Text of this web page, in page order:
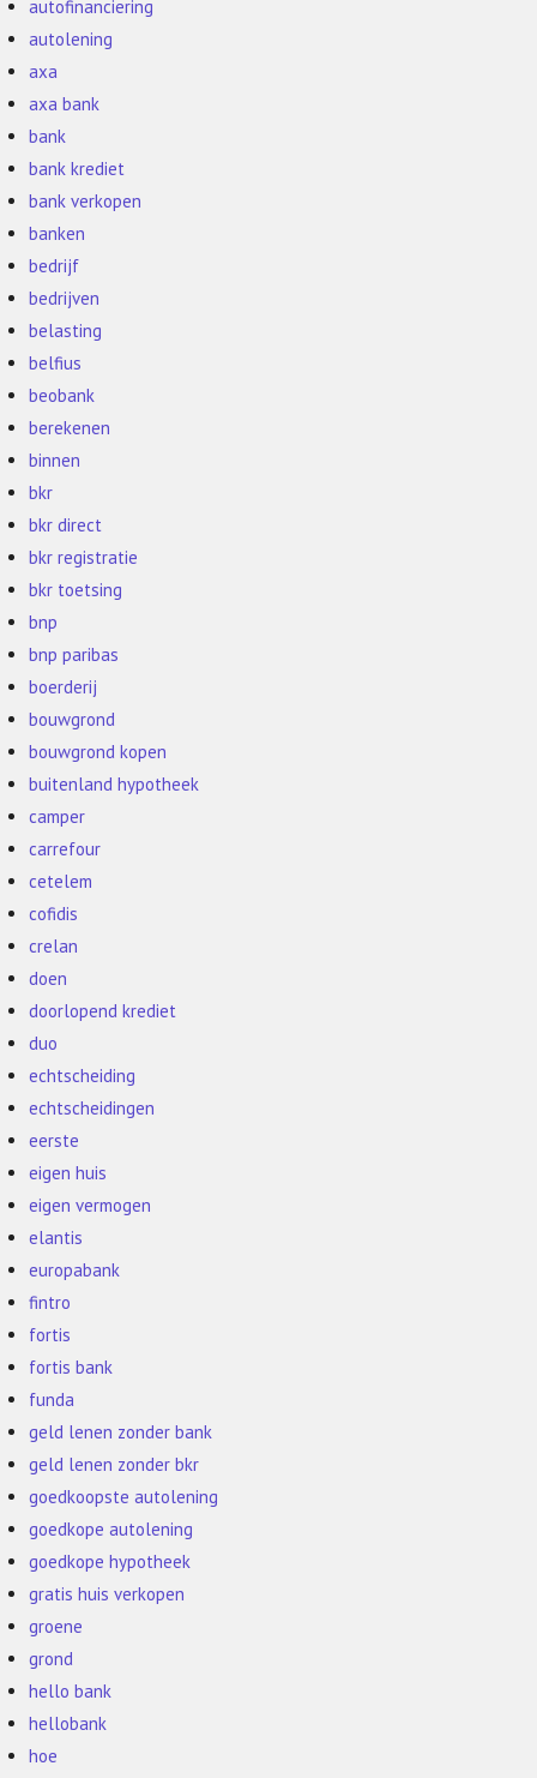
autofinanciering
autolening
axa
axa bank
bank
bank krediet
bank verkopen
banken
bedrijf
bedrijven
belasting
belfius
beobank
berekenen
binnen
bkr
bkr direct
bkr registratie
bkr toetsing
bnp
bnp paribas
boerderij
bouwgrond
bouwgrond kopen
buitenland hypotheek
camper
carrefour
cetelem
cofidis
crelan
doen
doorlopend krediet
duo
echtscheiding
echtscheidingen
eerste
eigen huis
eigen vermogen
elantis
europabank
fintro
fortis
fortis bank
funda
geld lenen zonder bank
geld lenen zonder bkr
goedkoopste autolening
goedkope autolening
goedkope hypotheek
gratis huis verkopen
groene
grond
hello bank
hellobank
hoe